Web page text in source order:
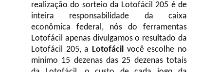
realização do sorteio da Lotofácil 205 é de
inteira responsabilidade da caixa
econômica federal, nós do ferramentas
Lotofácil apenas divulgamos o resultado da
Lotofácil 205, a Lotofácil você escolhe no
minimo 15 dezenas das 25 dezenas totais